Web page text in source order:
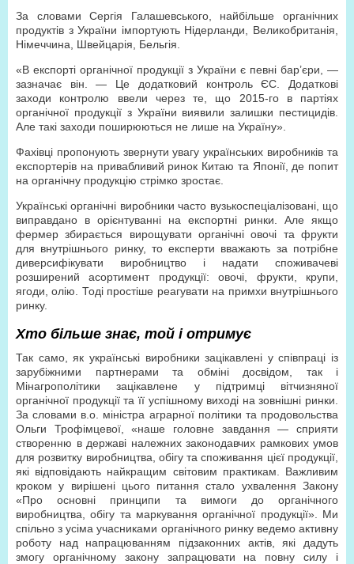
За словами Сергія Галашевського, найбільше органічних
продуктів з України імпортують Нідерланди, Великобританія,
Німеччина, Швейцарія, Бельгія.
«В експорті органічної продукції з України є певні бар’єри, —
зазначає він. — Це додатковий контроль ЄС. Додаткові
заходи контролю ввели через те, що 2015-го в партіях
органічної продукції з України виявили залишки пестицидів.
Але такі заходи поширюються не лише на Україну».
Фахівці пропонують звернути увагу українських виробників та
експортерів на привабливий ринок Китаю та Японії, де попит
на органічну продукцію стрімко зростає.
Українські органічні виробники часто вузькоспеціалізовані, що
виправдано в орієнтуванні на експортні ринки. Але якщо
фермер збирається вирощувати органічні овочі та фрукти
для внутрішнього ринку, то експерти вважають за потрібне
диверсифікувати виробництво і надати споживачеві
розширений асортимент продукції: овочі, фрукти, крупи,
ягоди, олію. Тоді простіше реагувати на примхи внутрішнього
ринку.
Хто більше знає, той і отримує
Так само, як українські виробники зацікавлені у співпраці із
зарубіжними партнерами та обміні досвідом, так і
Мінагрополітики зацікавлене у підтримці вітчизняної
органічної продукції та її успішному виході на зовнішні ринки.
За словами в.о. міністра аграрної політики та продовольства
Ольги Трофімцевої, «наше головне завдання — сприяти
створенню в державі належних законодавчих рамкових умов
для розвитку виробництва, обігу та споживання цієї продукції,
які відповідають найкращим світовим практикам. Важливим
кроком у вирішені цього питання стало ухвалення Закону
«Про основні принципи та вимоги до органічного
виробництва, обігу та маркування органічної продукції». Ми
спільно з усіма учасниками органічного ринку ведемо активну
роботу над напрацюванням підзаконних актів, які дадуть
змогу органічному закону запрацювати на повну силу і